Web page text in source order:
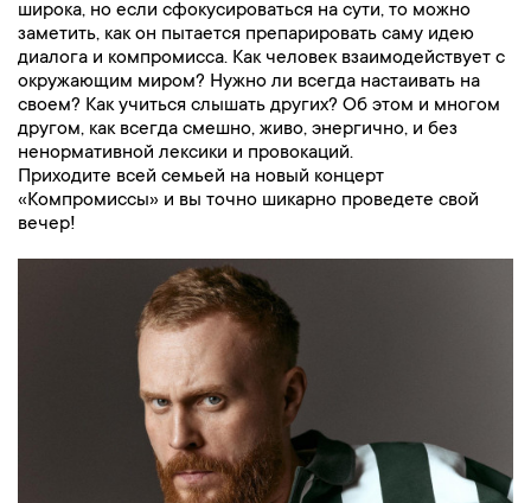
широка, но если сфокусироваться на сути, то можно
заметить, как он пытается препарировать саму идею
диалога и компромисса. Как человек взаимодействует с
окружающим миром? Нужно ли всегда настаивать на
своем? Как учиться слышать других? Об этом и многом
другом, как всегда смешно, живо, энергично, и без
ненормативной лексики и провокаций.
Приходите всей семьей на новый концерт
«Компромиссы» и вы точно шикарно проведете свой
вечер!